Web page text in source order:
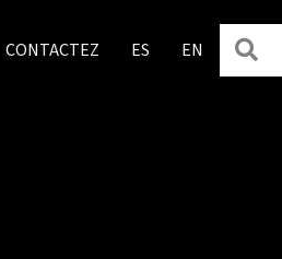
CONTACTEZ ES EN